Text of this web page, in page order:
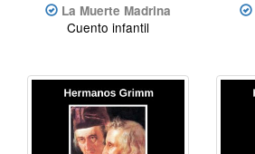
La Muerte Madrina
Cuento infantil